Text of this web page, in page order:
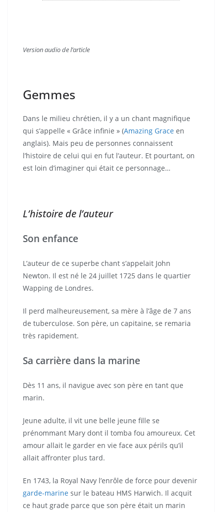
Version audio de l’article
Gemmes
Dans le milieu chrétien, il y a un chant magnifique
qui s’appelle « Grâce infinie » (Amazing Grace en
anglais). Mais peu de personnes connaissent
l’histoire de celui qui en fut l’auteur. Et pourtant, on
est loin d’imaginer qui était ce personnage…
L’histoire de l’auteur
Son enfance
L’auteur de ce superbe chant s’appelait John
Newton. Il est né le 24 juillet 1725 dans le quartier
Wapping de Londres.
Il perd malheureusement, sa mère à l’âge de 7 ans
de tuberculose. Son père, un capitaine, se remaria
très rapidement.
Sa carrière dans la marine
Dès 11 ans, il navigue avec son père en tant que
marin.
Jeune adulte, il vit une belle jeune fille se
prénommant Mary dont il tomba fou amoureux. Cet
amour allait le garder en vie face aux périls qu’il
allait affronter plus tard.
En 1743, la Royal Navy l’enrôle de force pour devenir
garde-marine sur le bateau HMS Harwich. Il acquit
ce haut grade parce que son père était un marin